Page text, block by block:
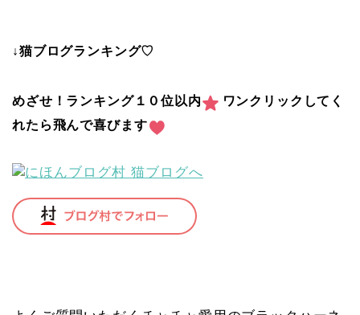
↓猫ブログランキング♡
めざせ！ランキング１０位以内
ワンクリックしてく
れたら飛んで喜びます